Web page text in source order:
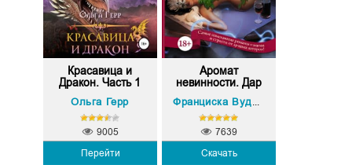
Красавица и
Дракон. Часть 1
Ольга Герр
Перейти
9005
Аромат
невинности. Дар
Франциска Вудворт
Скачать
7639